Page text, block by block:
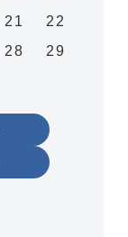
21
22
28
29